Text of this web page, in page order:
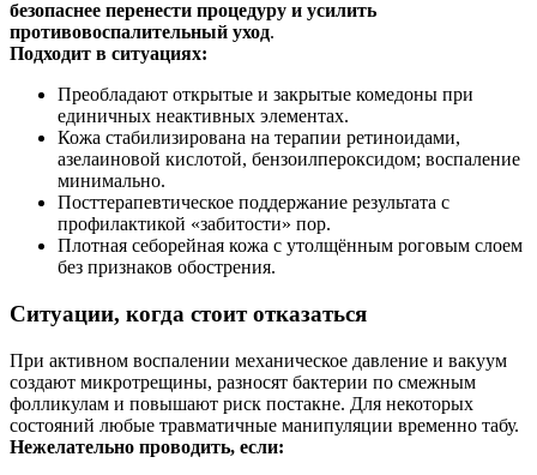
безопаснее перенести процедуру и усилить
противовоспалительный уход.
Подходит в ситуациях:
Преобладают открытые и закрытые комедоны при
единичных неактивных элементах.
Кожа стабилизирована на терапии ретиноидами,
азелаиновой кислотой, бензоилпероксидом; воспаление
минимально.
Посттерапевтическое поддержание результата с
профилактикой «забитости» пор.
Плотная себорейная кожа с утолщённым роговым слоем
без признаков обострения.
Ситуации, когда стоит отказаться
При активном воспалении механическое давление и вакуум
создают микротрещины, разносят бактерии по смежным
фолликулам и повышают риск постакне. Для некоторых
состояний любые травматичные манипуляции временно табу.
Нежелательно проводить, если: